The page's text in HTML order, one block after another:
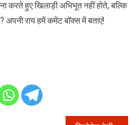
करते हुए खिलाड़ी अभिभूत नहीं होते, बल्कि
अपनी राय हमें कमेंट बॉक्स में बताएं!